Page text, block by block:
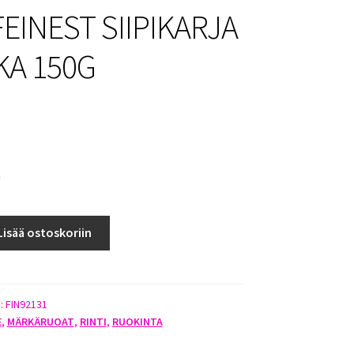
SIIPIKARJA
150G
ostoskoriin
FIN92131
, MÄRKÄRUOAT, RINTI, RUOKINTA